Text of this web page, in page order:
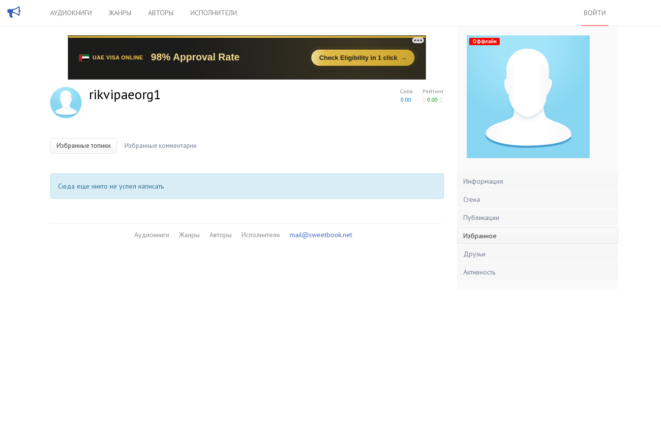
АУДИОКНИГИ ЖАНРЫ АВТОРЫ ИСПОЛНИТЕЛИ ВОЙТИ
Рейтинг
0.00
Сила
0.00
rikvipaeorg1
Избранные топики Избранные комментарии
Сюда еще никто не успел написать
Аудиокниги Жанры Авторы Исполнители mail@sweetbook.net
Оффлайн
Информация
Стена
Публикации
Избранное
Друзья
Активность